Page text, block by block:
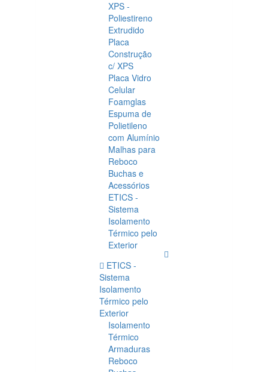
XPS -
Poliestireno
Extrudido
Placa
Construção
c/ XPS
Placa Vidro
Celular
Foamglas
Espuma de
Polietileno
com Alumínio
Malhas para
Reboco
Buchas e
Acessórios
ETICS -
Sistema
Isolamento
Térmico pelo
Exterior
ETICS -
Sistema
Isolamento
Térmico pelo
Exterior
Isolamento
Térmico
Armaduras
Reboco